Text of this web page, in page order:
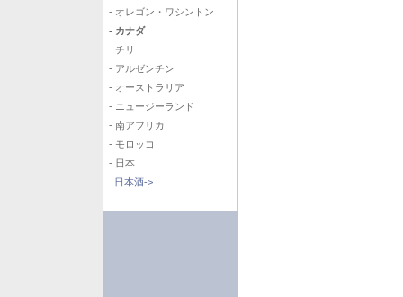
- オレゴン・ワシントン
- カナダ
- チリ
- アルゼンチン
- オーストラリア
- ニュージーランド
- 南アフリカ
- モロッコ
- 日本
日本酒->